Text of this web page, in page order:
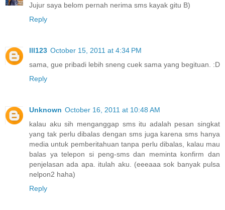
Jujur saya belom pernah nerima sms kayak gitu B)
Reply
lll123 October 15, 2011 at 4:34 PM
sama, gue pribadi lebih sneng cuek sama yang begituan. :D
Reply
Unknown October 16, 2011 at 10:48 AM
kalau aku sih menganggap sms itu adalah pesan singkat
yang tak perlu dibalas dengan sms juga karena sms hanya
media untuk pemberitahuan tanpa perlu dibalas, kalau mau
balas ya telepon si peng-sms dan meminta konfirm dan
penjelasan ada apa. itulah aku. (eeeaaa sok banyak pulsa
nelpon2 haha)
Reply